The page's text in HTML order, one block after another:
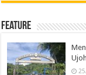
Feature